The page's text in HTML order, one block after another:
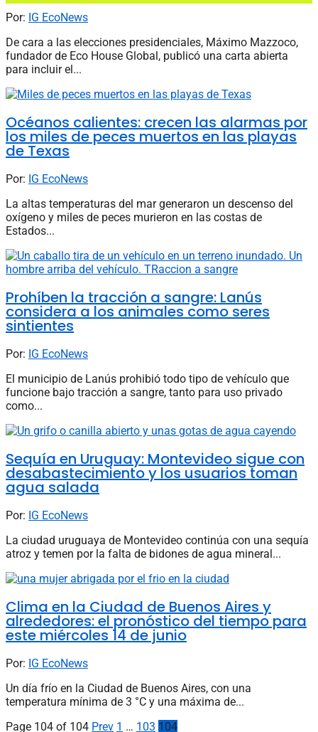
Por: IG EcoNews
De cara a las elecciones presidenciales, Máximo Mazzoco,
fundador de Eco House Global, publicó una carta abierta
para incluir el...
Océanos calientes: crecen las alarmas por
los miles de peces muertos en las playas
de Texas
Por: IG EcoNews
La altas temperaturas del mar generaron un descenso del
oxígeno y miles de peces murieron en las costas de
Estados...
Prohíben la tracción a sangre: Lanús
considera a los animales como seres
sintientes
Por: IG EcoNews
El municipio de Lanús prohibió todo tipo de vehículo que
funcione bajo tracción a sangre, tanto para uso privado
como...
Sequía en Uruguay: Montevideo sigue con
desabastecimiento y los usuarios toman
agua salada
Por: IG EcoNews
La ciudad uruguaya de Montevideo continúa con una sequía
atroz y temen por la falta de bidones de agua mineral...
Clima en la Ciudad de Buenos Aires y
alrededores: el pronóstico del tiempo para
este miércoles 14 de junio
Por: IG EcoNews
Un día frío en la Ciudad de Buenos Aires, con una
temperatura mínima de 3 °C y una máxima de...
Page 104 of 104 Prev 1 … 103 104